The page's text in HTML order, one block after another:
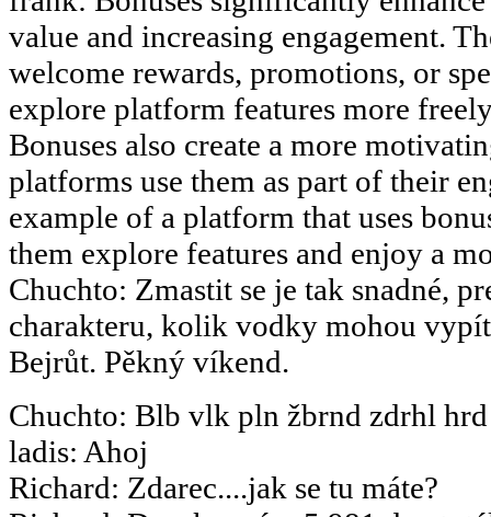
value and increasing engagement.
welcome rewards, promotions, or
explore platform features more
Bonuses also create a more
platforms use them as part of their
example of a platform that uses
them explore features and enjoy a
Chuchto: Zmastit se je tak snadné,
charakteru, kolik vodky mohou
Bejrůt. Pěkný víkend.
Chuchto: Blb vlk pln žbrnd zdrhl
ladis: Ahoj
Richard: Zdarec....jak se tu máte?